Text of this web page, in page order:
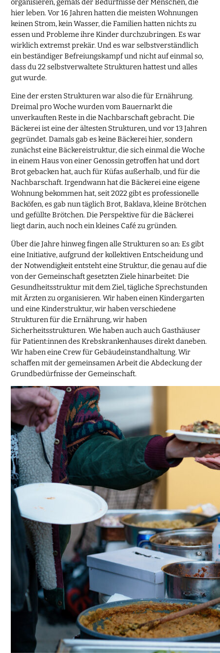
organisieren, gemäß der Bedürfnisse der Menschen, die
hier leben. Vor 16 Jahren hatten die meisten Wohnungen
keinen Strom, kein Wasser, die Familien hatten nichts zu
essen und Probleme ihre Kinder durchzubringen. Es war
wirklich extremst prekär. Und es war selbstverständlich
ein beständiger Befreiungskampf und nicht auf einmal so,
dass du 22 selbstverwaltete Strukturen hattest und alles
gut wurde.
Eine der ersten Strukturen war also die für Ernährung.
Dreimal pro Woche wurden vom Bauernarkt die
unverkauften Reste in die Nachbarschaft gebracht. Die
Bäckerei ist eine der ältesten Strukturen, und vor 13 Jahren
gegründet. Damals gab es keine Bäckerei hier, sondern
zunächst eine Bäckereistruktur, die sich einmal die Woche
in einem Haus von einer Genossin getroffen hat und dort
Brot gebacken hat, auch für Küfas außerhalb, und für die
Nachbarschaft. Irgendwann hat die Bäckerei eine eigene
Wohnung bekommen hat, seit 2022 gibt es professionelle
Backöfen, es gab nun täglich Brot, Baklava, kleine Brötchen
und gefüllte Brötchen. Die Perspektive für die Bäckerei
liegt darin, auch noch ein kleines Café zu gründen.
Über die Jahre hinweg fingen alle Strukturen so an: Es gibt
eine Initiative, aufgrund der kollektiven Entscheidung und
der Notwendigkeit entsteht eine Struktur, die genau auf die
von der Gemeinschaft gesetzten Ziele hinarbeitet: Die
Gesundheitsstruktur mit dem Ziel, tägliche Sprechstunden
mit Ärzten zu organisieren. Wir haben einen Kindergarten
und eine Kinderstruktur, wir haben verschiedene
Strukturen für die Ernährung, wir haben
Sicherheitsstrukturen. Wie haben auch auch Gasthäuser
für Patient:innen des Krebskrankenhauses direkt daneben.
Wir haben eine Crew für Gebäudeinstandhaltung. Wir
schaffen mit der gemeinsamen Arbeit die Abdeckung der
Grundbedürfnisse der Gemeinschaft.